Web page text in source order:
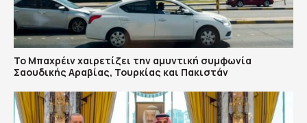
Το Μπαχρέιν χαιρετίζει την αμυντική συμφωνία
Σαουδικής Αραβίας, Τουρκίας και Πακιστάν